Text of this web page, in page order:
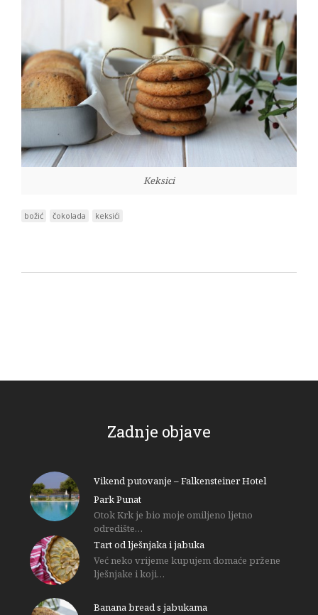
Keksici
božić čokolada keksići
Zadnje objave
Vikend putovanje – Falkensteiner Hotel
Park Punat
Otok Krk je bio moje omiljeno ljetno
odredište…
Tart od lješnjaka i jabuka
Već neko vrijeme kupujem domaće pržene
lješnjake i koji…
Banana bread s jabukama